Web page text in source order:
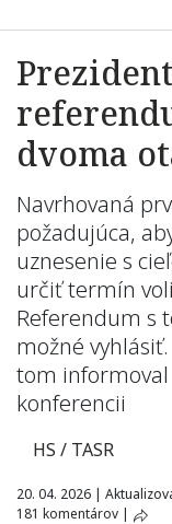
dvoma
Navrhovaná
požadujúca,
uznesenie s
určiť termín
Referendum s
možné
tom
konferencii
HS / TASR
20. 04. 2026 |
181 komentárov |